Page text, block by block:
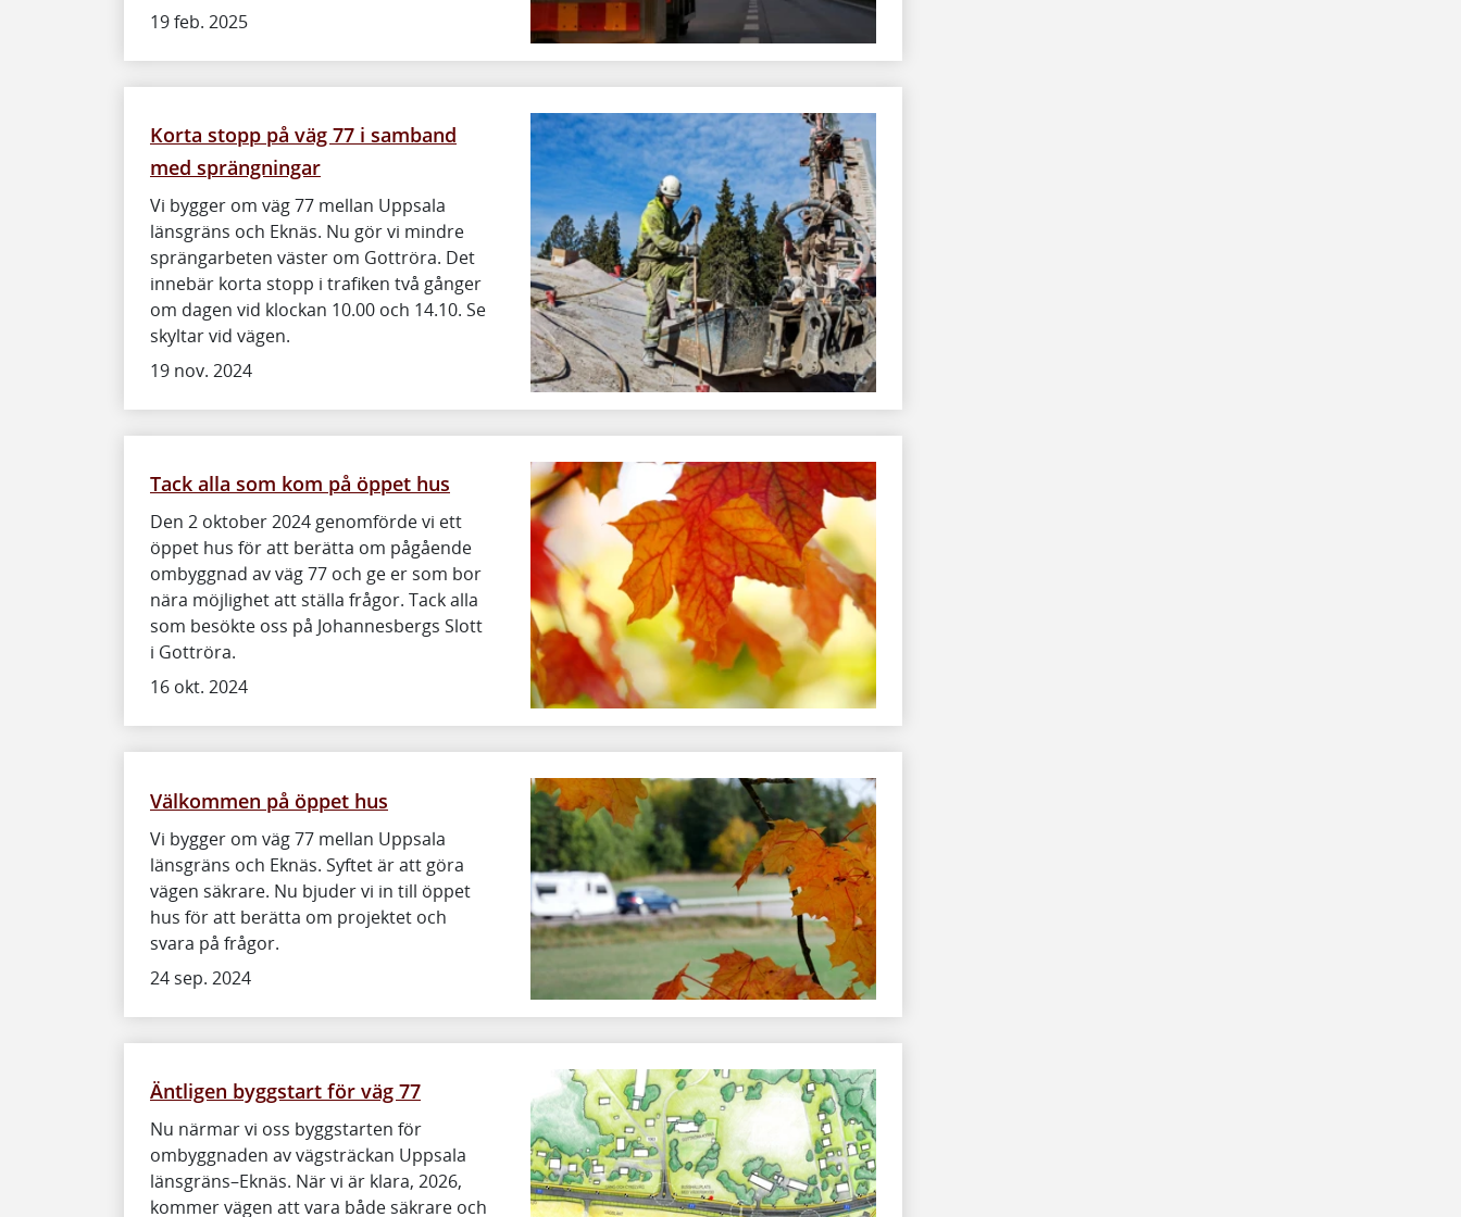
19 feb. 2025
Korta stopp på väg 77 i samband
med sprängningar
Vi bygger om väg 77 mellan Uppsala
länsgräns och Eknäs. Nu gör vi mindre
sprängarbeten väster om Gottröra. Det
innebär korta stopp i trafiken två gånger
om dagen vid klockan 10.00 och 14.10. Se
skyltar vid vägen.
19 nov. 2024
Tack alla som kom på öppet hus
Den 2 oktober 2024 genomförde vi ett
öppet hus för att berätta om pågående
ombyggnad av väg 77 och ge er som bor
nära möjlighet att ställa frågor. Tack alla
som besökte oss på Johannesbergs Slott
i Gottröra.
16 okt. 2024
Välkommen på öppet hus
Vi bygger om väg 77 mellan Uppsala
länsgräns och Eknäs. Syftet är att göra
vägen säkrare. Nu bjuder vi in till öppet
hus för att berätta om projektet och
svara på frågor.
24 sep. 2024
Äntligen byggstart för väg 77
Nu närmar vi oss byggstarten för
ombyggnaden av vägsträckan Uppsala
länsgräns–Eknäs. När vi är klara, 2026,
kommer vägen att vara både säkrare och